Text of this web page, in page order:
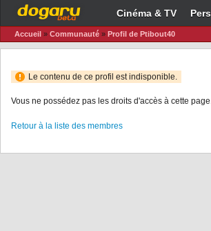
Cinéma & TV
Accueil » Communauté » Profil de Ptibout40
Le contenu de ce profil est indisponible.
Vous ne possédez pas les droits d'accès à cette
Retour à la liste des membres